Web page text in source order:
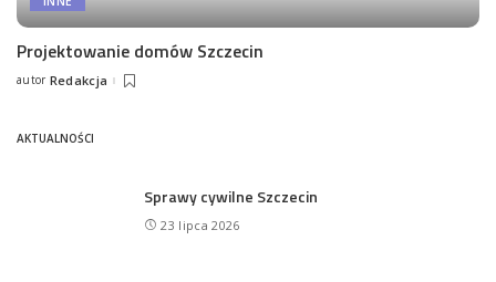
Projektowanie domów Szczecin
Posted
autor Redakcja
AKTUALNOŚCI
Sprawy cywilne Szczecin
23 lipca 2026